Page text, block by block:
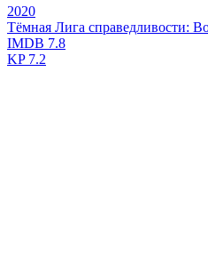
2020
Тёмная Лига справедливости:
IMDB 7.8
KP7.2